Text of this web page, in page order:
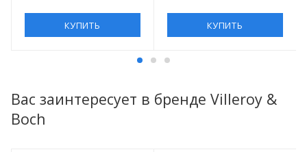
КУПИТЬ КУПИТЬ
Вас заинтересует в бренде Villeroy &
Boch